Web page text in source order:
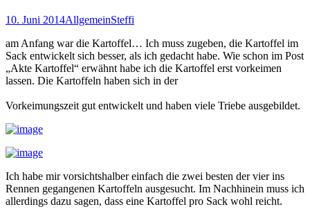
10. Juni 2014AllgemeinSteffi
am Anfang war die Kartoffel… Ich muss zugeben, die Kartoffel im
Sack entwickelt sich besser, als ich gedacht habe. Wie schon im Post
„Akte Kartoffel“ erwähnt habe ich die Kartoffel erst vorkeimen
lassen. Die Kartoffeln haben sich in der
Vorkeimungszeit gut entwickelt und haben viele Triebe ausgebildet.
Ich habe mir vorsichtshalber einfach die zwei besten der vier ins
Rennen gegangenen Kartoffeln ausgesucht. Im Nachhinein muss ich
allerdings dazu sagen, dass eine Kartoffel pro Sack wohl reicht.